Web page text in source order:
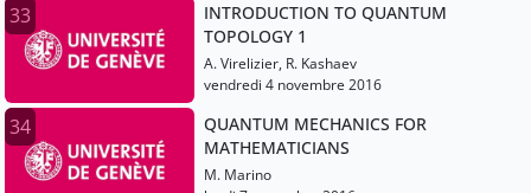
33
INTRODUCTION TO QUANTUM
TOPOLOGY 1
A. Virelizier, R. Kashaev
vendredi 4 novembre 2016
34
QUANTUM MECHANICS FOR
MATHEMATICIANS
M. Marino